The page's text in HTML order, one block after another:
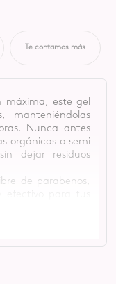
Te contamos más
máxima, este gel
manteniéndolas
Nunca antes
orgánicas o semi
dejar residuos
de parabenos,
que tus cejas se